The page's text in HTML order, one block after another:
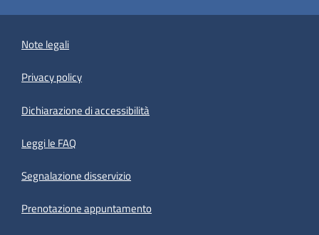
Note legali
Privacy policy
Dichiarazione di accessibilità
Leggi le FAQ
Segnalazione disservizio
Prenotazione appuntamento